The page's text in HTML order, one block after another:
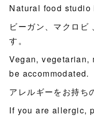
Natural food studio
ビーガン、マクロビ
す。
Vegan, vegetarian,
be accommodated.
アレルギーをお持ち
If you are allergic,